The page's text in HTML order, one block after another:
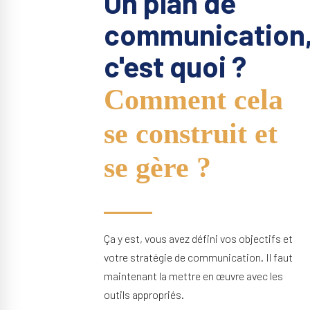
c'est quoi ?
Comment cela
se construit et
se gère ?
Ça y est, vous avez défini vos objectifs et
votre stratégie de communication. Il faut
maintenant la mettre en œuvre avec les
outils appropriés.